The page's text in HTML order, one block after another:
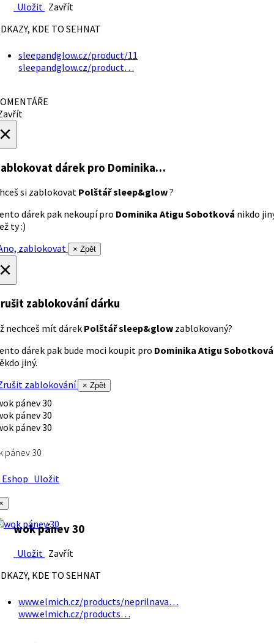
Uložit Zavřít
KDE TO SEHNAT
sleepandglow.cz/product/11
sleepandglow.cz/product…
dárek pro Dominika…
si zablokovat Polštář sleep&glow?
dárek pak nekoupí pro Dominika Atigu Sobotková nikdo
ty :)
zablokovat
× Zpět
zablokování dárku
nechceš mít dárek Polštář sleep&glow zablokovaný?
dárek pak bude moci koupit pro Dominika Atigu Sobotková
jiný.
zablokování
× Zpět
pánev 30
Uložit
wok pánev 30
Uložit Zavřít
KDE TO SEHNAT
www.elmich.cz/products/neprilnava…
www.elmich.cz/products…